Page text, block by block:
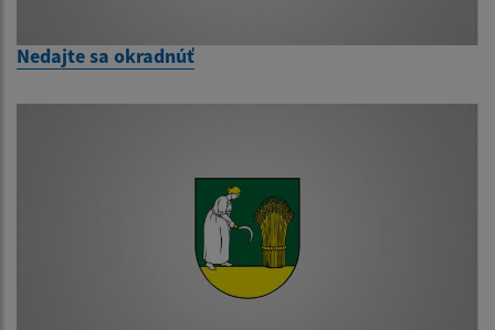
Nedajte sa okradnúť